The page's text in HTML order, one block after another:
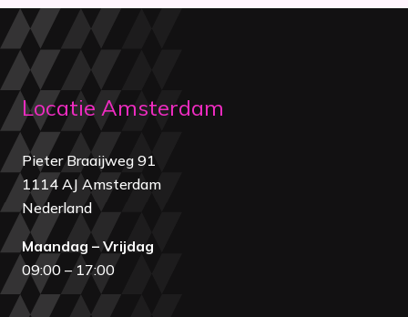
Locatie Amsterdam
Pieter Braaijweg 91
1114 AJ Amsterdam
Nederland
Maandag – Vrijdag
09:00 – 17:00